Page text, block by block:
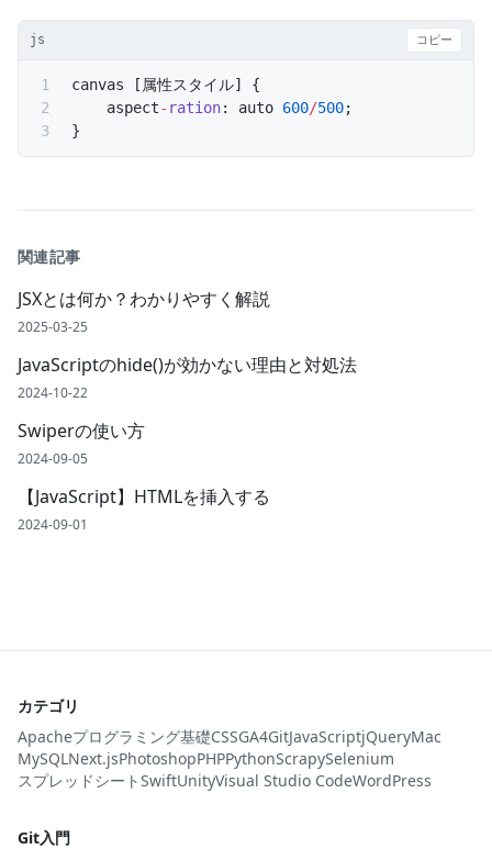
js コピー
canvas [属性スタイル] {
    aspect
- ration: auto 600/500;
}
関連記事
JSXとは何か？わかりやすく解説
2025-03-25
JavaScriptのhide()が効かない理由と対処法
2024-10-22
Swiperの使い方
2024-09-05
【JavaScript】HTMLを挿入する
2024-09-01
カテゴリ
Apacheプログラミング基礎CSSGA4GitJavaScriptjQueryMac
MySQLNext.jsPhotoshopPHPPythonScrapySelenium
スプレッドシートSwiftUnityVisual Studio CodeWordPress
Git入門